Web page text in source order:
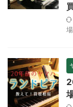
場